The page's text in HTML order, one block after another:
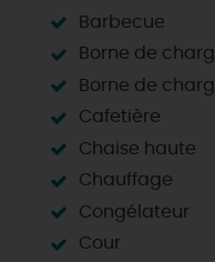
Barbecue
Borne de
Borne de
Cafetière
Chaise haute
Chauffage
Congélateur
Cour